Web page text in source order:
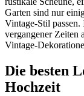
Garten sind nur
Vintage-Stil passen.
vergangener Zeiten
Vintage-
Die besten
Hochzeit